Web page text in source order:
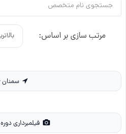
مرتب سازی بر اساس: